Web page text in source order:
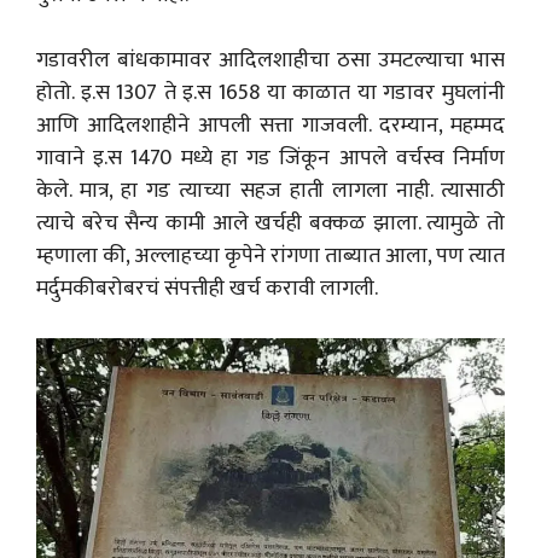
गडावरील बांधकामावर आदिलशाहीचा ठसा उमटल्याचा भास
होतो. इ.स 1307 ते इ.स 1658 या काळात या गडावर मुघलांनी
आणि आदिलशाहीने आपली सत्ता गाजवली. दरम्यान, महम्मद
गावाने इ.स 1470 मध्ये हा गड जिंकून आपले वर्चस्व निर्माण
केले. मात्र, हा गड त्याच्या सहज हाती लागला नाही. त्यासाठी
त्याचे बरेच सैन्य कामी आले खर्चही बक्कळ झाला. त्यामुळे तो
म्हणाला की, अल्लाहच्या कृपेने रांगणा ताब्यात आला, पण त्यात
मर्दुमकीबरोबरचं संपत्तीही खर्च करावी लागली.